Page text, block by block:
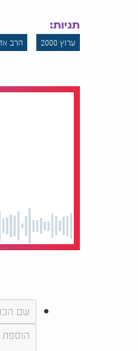
"זה היה
באולפנים
בהזדמנות חד
דבריו
כל שותף
המסוגל
החדש והמפואר,
תגיות:
ערוץ 2000 הרב